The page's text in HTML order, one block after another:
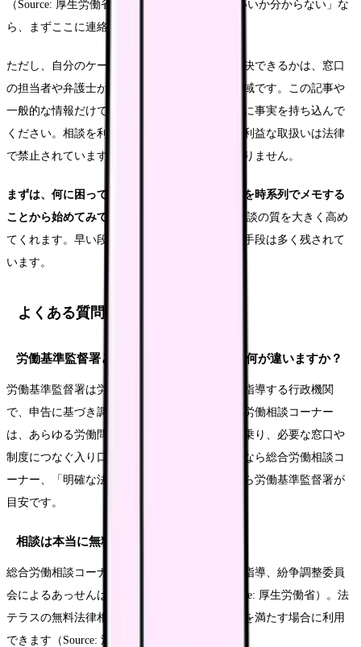
（Source: 厚生労働省）。「どこに相談すればいいか分からない」な
ら、まずここに連絡してみてください。
ただし、自分のケースが違法かどうか、どう解決できるかは、窓口
の担当者や弁護士が事情を確認して判断する領域です。この記事や
一般的な情報だけで結論を出さず、専門の窓口に事実を持ち込んで
ください。相談を利用したことを理由とした不利益な取扱いは法律
で禁止されています。一人で抱え込む必要はありません。
まずは、何に困っているかを一文で書き、経緯を時系列でメモする
ことから始めてみてください。
その準備が、相談の質を大きく高め
てくれます。早い段階で相談するほど、選べる手段は多く残されて
います。
よくある質問
労働基準監督署と総合労働相談コーナーは何が違いますか？
労働基準監督署は労働基準法違反などの是正を指導する行政機関
で、申告に基づき調査・指導を行います。総合労働相談コーナー
は、あらゆる労働問題について中立的に相談に乗り、必要な窓口や
制度につなぐ入り口です。「まず相談したい」なら総合労働相談コ
ーナー、「明確な法違反の是正を求めたい」なら労働基準監督署が
目安です。
相談は本当に無料ですか？
総合労働相談コーナー、労働局長による助言・指導、紛争調整委員
会によるあっせんは無料で利用できます（Source: 厚生労働省）。法
テラスの無料法律相談は収入・資産の要件などを満たす場合に利用
できます（Source: 法テラス）。